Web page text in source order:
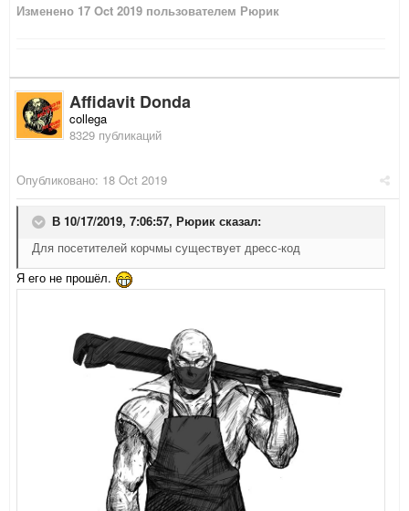
Изменено 17 Oct 2019 пользователем Рюрик
Affidavit Donda
collega
8329 публикаций
Опубликовано: 18 Oct 2019
В 10/17/2019, 7:06:57, Рюрик сказал:
Для посетителей корчмы существует дресс-код
Я его не прошёл.